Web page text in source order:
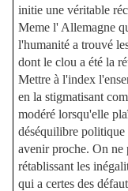
initie une véritable
Meme l' Allemagne
l'humanité a trouvé
dont le clou a été la
Mettre à l'index
en la stigmatisant
modéré lorsqu'elle
déséquilibre politique
avenir proche. On ne
rétablissant les
qui a certes des